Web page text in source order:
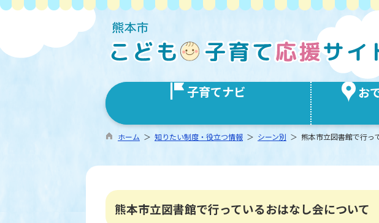
子育てナビ お
ホーム ＞ 知りたい制度・役立つ情報 ＞ シーン別 ＞ 熊本市立図書館で行っ
熊本市立図書館で行っているおはなし会について